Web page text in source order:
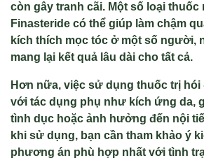
còn gây tranh cãi. Một số loại
Finasteride có thể giúp làm chậm
kích thích mọc tóc ở một số người,
mang lại kết quả lâu dài cho tất cả.
Hơn nữa, việc sử dụng thuốc trị hói
với tác dụng phụ như kích ứng da,
tình dục hoặc ảnh hưởng đến nội
khi sử dụng, bạn cần tham khảo ý
phương án phù hợp nhất với tình